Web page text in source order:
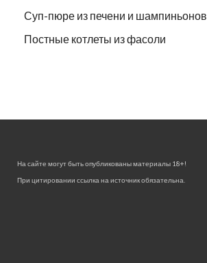
Суп-пюре из печени и шампиньонов
Постные котлеты из фасоли
На сайте могут быть опубликованы материалы 18+!
При цитировании ссылка на источник обязательна.